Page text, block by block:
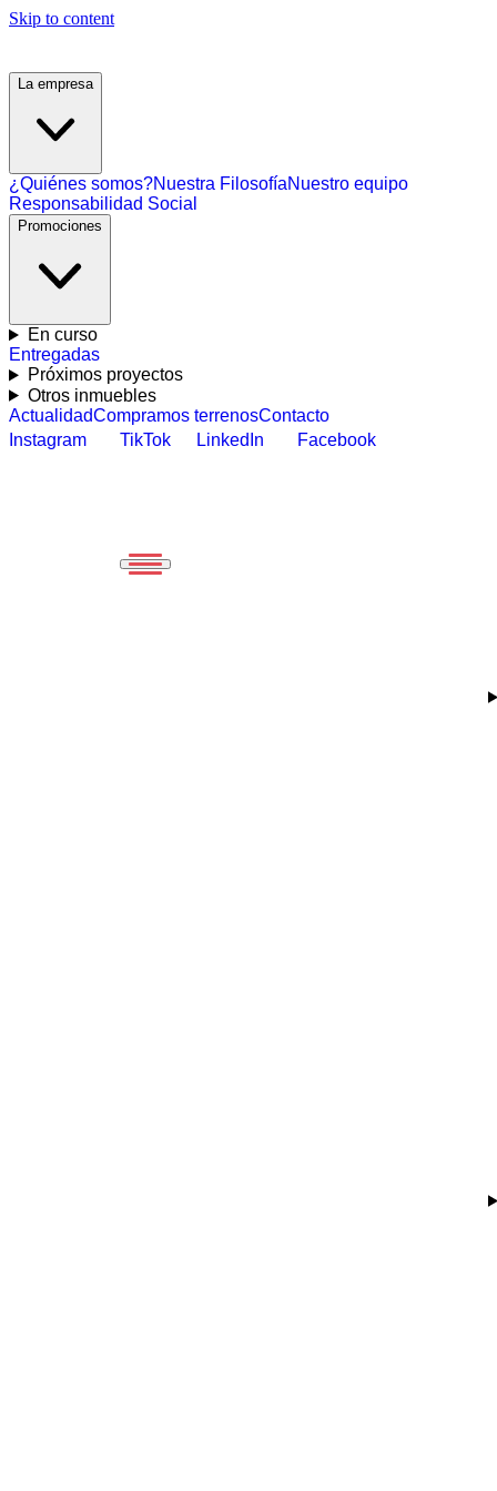
Skip to content
La empresa
¿Quiénes somos?Nuestra FilosofíaNuestro equipo
Responsabilidad Social
Promociones
En curso
Entregadas
Próximos proyectos
Otros inmuebles
ActualidadCompramos terrenosContacto
Instagram
TikTok LinkedIn Facebook